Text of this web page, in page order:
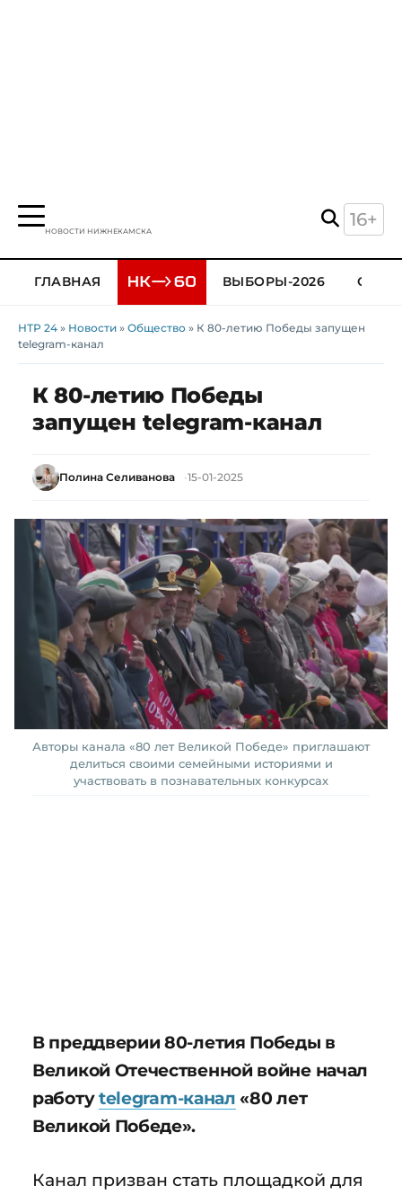
НОВОСТИ НИЖНЕКАМСКА
16+
ГЛАВНАЯ ВЫБОРЫ-2026
НТР 24 » Новости » Общество » К 80-летию Победы запущен
telegram-канал
К 80-летию Победы
запущен telegram-канал
Полина Селиванова 15-01-2025
Авторы канала «80 лет Великой Победе» приглашают
делиться своими семейными историями и
участвовать в познавательных конкурсах
В преддверии 80-летия Победы в
Великой Отечественной войне начал
работуtelegram-канал «80 лет
Великой Победе».
Канал призван стать площадкой для